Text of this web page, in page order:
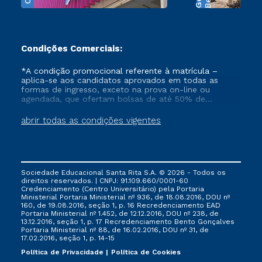
Condições Comerciais:
abrir todas as condições vigentes
*A condição promocional referente à matrícula –
aplica-se aos candidatos aprovados em todas as
formas de ingresso, exceto na prova on-line ou
agendada, que ofertam bolsas de até 50% de
que ainda não tenham efetivado e/ou não tenham
cancelado ou trancado sua matrícula em uma das
FIES, Prouni e outros programas governamentais, e
não se acumula com nenhuma outra campanha
ofertada pela Instituição.
Sociedade Educacional Santa Rita S.A. © 2026 - Todos os
direitos reservados. | CNPJ: 91.109.660/0001-60
Credenciamento (Centro Universitário) pela Portaria
Ministerial Portaria Ministerial nº 936, de 18.08.2016, DOU nº
160, de 19.08.2016, seção 1, p. 16 Recredenciamento EAD
Portaria Ministerial nº 1.452, de 12.12.2016, DOU nº 238, de
13.12.2016, seção 1, p. 17 Recredenciamento Bento Gonçalves
Portaria Ministerial nº 88, de 16.02.2016, DOU nº 31, de
17.02.2016, seção 1, p. 14-15
Política de Privacidade
Política de Cookies